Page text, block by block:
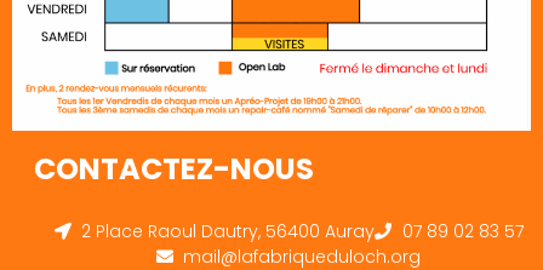
CONTACTEZ-NOUS
2 Place Raoul Dautry, 56400 Auray
07 89 02 83 57
mail@lafabriqueduloch.org